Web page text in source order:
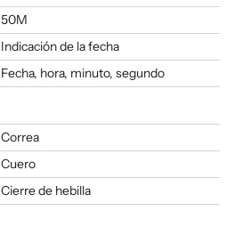
50M
Indicación de la fecha
Fecha, hora, minuto, segundo
Correa
Cuero
Cierre de hebilla